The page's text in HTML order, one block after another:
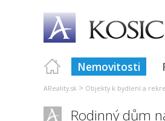
Nemovitosti
AReality.sk > Objekty k bydlení a
Rodinný dům